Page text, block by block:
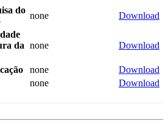
do
none
Download
da none Download
none
Download
none Download